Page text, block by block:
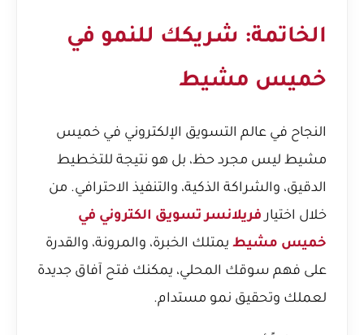
الخاتمة: شريكك للنمو في
خميس مشيط
النجاح في عالم التسويق الإلكتروني في خميس
مشيط ليس مجرد حظ، بل هو نتيجة للتخطيط
الدقيق، والشراكة الذكية، والتنفيذ الاحترافي. من
خلال اختيارفريلانسر تسويق الكتروني في
خميس مشيط يمتلك الخبرة، والمرونة، والقدرة
على فهم سوقك المحلي، يمكنك فتح آفاق جديدة
لعملك وتحقيق نمو مستدام.